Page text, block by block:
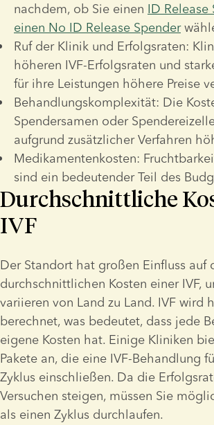
nachdem, ob Sie einen ID Release
einen No ID Release Spender
Ruf der Klinik und Erfolgsraten:
höheren IVF-Erfolgsraten und
für ihre Leistungen höhere Preise
Behandlungskomplexität: Die
Spendersamen oder
aufgrund zusätzlicher Verfahren
Medikamentenkosten:
sind ein bedeutender Teil des
Durchschnittliche
IVF
Der Standort hat großen Einfluss auf
durchschnittlichen Kosten einer IVF,
variieren von Land zu Land. IVF wird
berechnet, was bedeutet, dass jede
eigene Kosten hat. Einige Kliniken
Pakete an, die eine IVF-Behandlung
Zyklus einschließen. Da die
Versuchen steigen, müssen Sie
als einen Zyklus durchlaufen.